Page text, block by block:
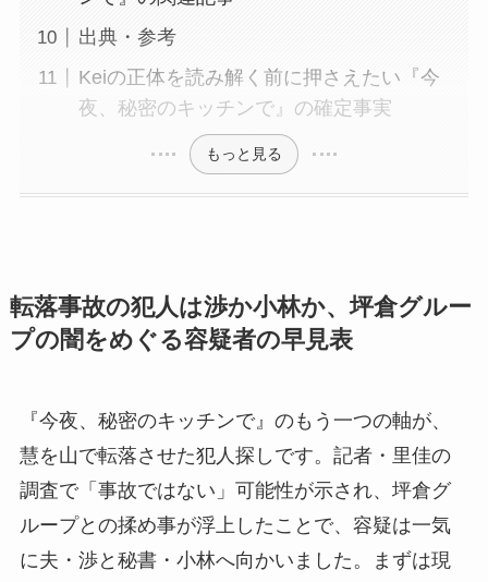
出典・参考
Keiの正体を読み解く前に押さえたい『今
夜、秘密のキッチンで』の確定事実
もっと見る
転落事故の犯人は渉か小林か、坪倉グルー
プの闇をめぐる容疑者の早見表
『今夜、秘密のキッチンで』のもう一つの軸が、
慧を山で転落させた犯人探しです。記者・里佳の
調査で「事故ではない」可能性が示され、坪倉グ
ループとの揉め事が浮上したことで、容疑は一気
に夫・渉と秘書・小林へ向かいました。まずは現